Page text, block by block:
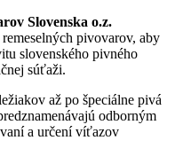
Slovenska o.z.
pivovarov, aby
slovenského pivného
súťaži.
až po špeciálne pivá
odborným
a určení víťazov